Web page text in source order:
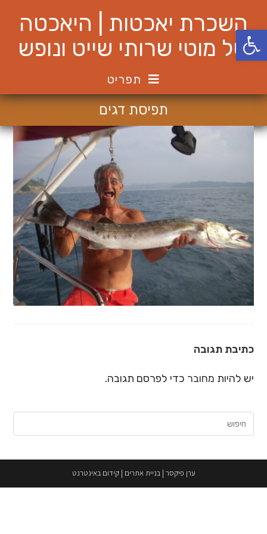
פתח סרגל נגישות
contentהשכרת יאכטות | היאכטה
של מוטי שרותי שייט ונופש
תפריט
תפיסת דגים
כתיבת תגובה
יש להיות מחובר כדי לפרסם תגובה.
ערן פיקסר |בניית אתרים |קידום באינטרנט